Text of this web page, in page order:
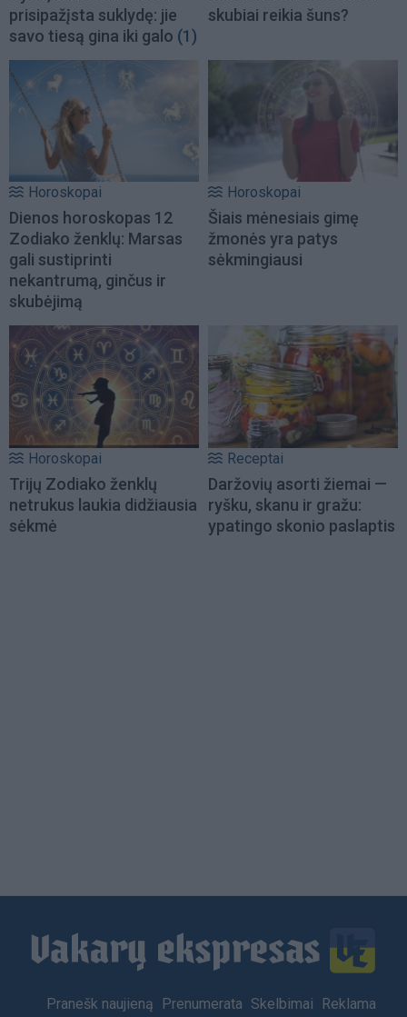
prisipažįsta suklydę: jie
savo tiesą gina iki galo (1)
skubiai reikia šuns?
Horoskopai
Dienos horoskopas 12
Zodiako ženklų: Marsas
gali sustiprinti
nekantrumą, ginčus ir
skubėjimą
Horoskopai
Šiais mėnesiais gimę
žmonės yra patys
sėkmingiausi
Horoskopai
Trijų Zodiako ženklų
netrukus laukia didžiausia
sėkmė
Receptai
Daržovių asorti žiemai —
ryšku, skanu ir gražu:
ypatingo skonio paslaptis
Footer
Pranešk naujieną Prenumerata Skelbimai Reklama